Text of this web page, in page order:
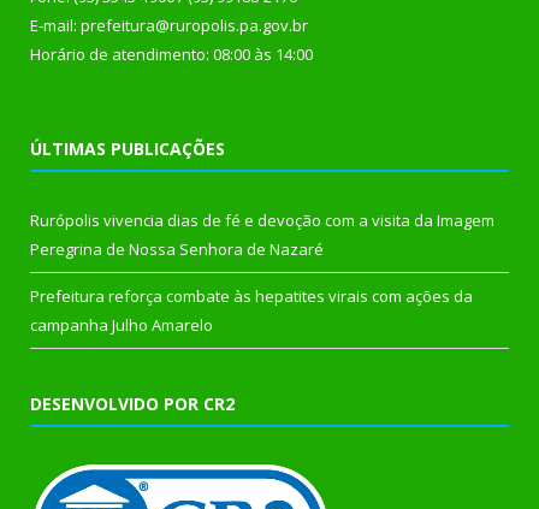
E-mail: prefeitura@ruropolis.pa.gov.br
Horário de atendimento: 08:00 às 14:00
ÚLTIMAS PUBLICAÇÕES
Rurópolis vivencia dias de fé e devoção com a visita da Imagem
Peregrina de Nossa Senhora de Nazaré
Prefeitura reforça combate às hepatites virais com ações da
campanha Julho Amarelo
DESENVOLVIDO POR CR2